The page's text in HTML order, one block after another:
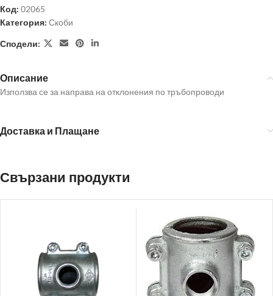
Код: 02065
Категория: Скоби
Сподели:
Описание
Използва се за направа на отклонения по тръбопроводи
Доставка и Плащане
Свързани продукти